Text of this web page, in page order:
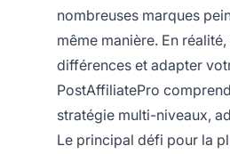
nombreuses marques
même manière. En
différences et adapter
PostAffiliatePro
stratégie multi-niveaux,
Le principal défi pour la